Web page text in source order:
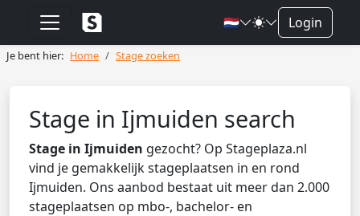
🇳🇱 Login
Je bent hier: Home Stage zoeken
Stage in Ijmuiden search
Stage in Ijmuiden gezocht? Op Stageplaza.nl
vind je gemakkelijk stageplaatsen in en rond
Ijmuiden. Ons aanbod bestaat uit meer dan 2.000
stageplaatsen op mbo-, bachelor- en